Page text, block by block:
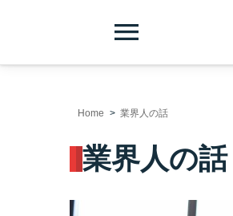
menu
Home 業界人の話
業界人の話